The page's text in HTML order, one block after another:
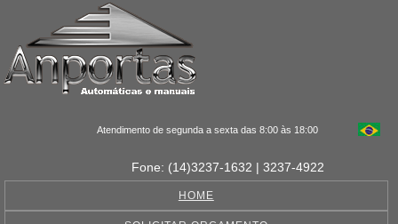
Atendimento de segunda a sexta das 8:00 às 18:00
Fone: (14)3237-1632 | 3237-4922
HOME